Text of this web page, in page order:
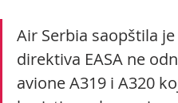
Air Serbia saopštila
direktiva EASA ne
avione A319 i A320